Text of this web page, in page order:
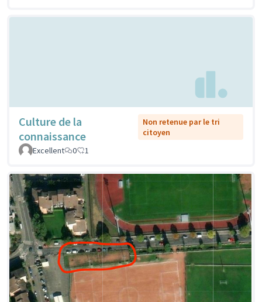
Culture de la
connaissance
Non retenue par le tri
citoyen
Excellent
0 1